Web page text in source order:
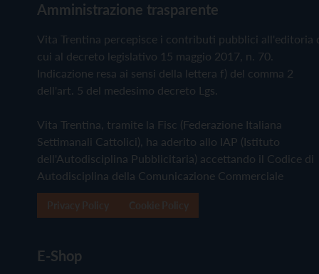
Amministrazione trasparente
Vita Trentina percepisce i contributi pubblici all'editoria
cui al decreto legislativo 15 maggio 2017, n. 70.
Indicazione resa ai sensi della lettera f) del comma 2
dell'art. 5 del medesimo decreto Lgs.
Vita Trentina, tramite la Fisc (Federazione Italiana
Settimanali Cattolici), ha aderito allo IAP (Istituto
dell'Autodisciplina Pubblicitaria) accettando il Codice di
Autodisciplina della Comunicazione Commerciale
E-Shop